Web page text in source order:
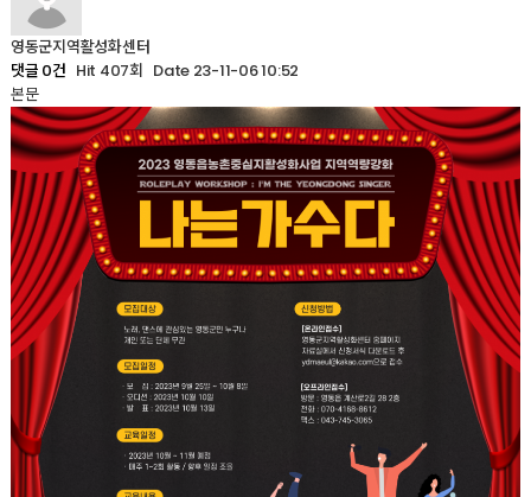
영동군지역활성화센터
댓글 0건 Hit 407회 Date 23-11-06 10:52
본문